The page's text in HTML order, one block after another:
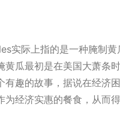
实际上指的是一种腌制
黄瓜最初是在美国大萧条
有趣的故事，据说在经济
为经济实惠的餐食，从而